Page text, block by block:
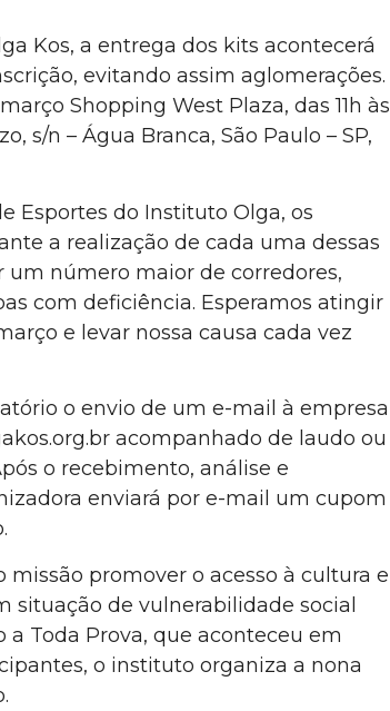
Kos, a entrega dos kits acontecerá
evitando assim aglomerações.
Shopping West Plaza, das 11h às
s/n – Água Branca, São Paulo – SP,
Esportes do Instituto Olga, os
a realização de cada uma dessas
um número maior de corredores,
com deficiência. Esperamos atingir
e levar nossa causa cada vez
o envio de um e-mail à empresa
acompanhado de laudo ou
o recebimento, análise e
enviará por e-mail um cupom
promover o acesso à cultura e
situação de vulnerabilidade social
a Toda Prova, que aconteceu em
o instituto organiza a nona